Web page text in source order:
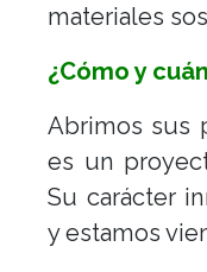
materiales
¿Cómo y
Abrimos sus
es un
Su carácter
y estamos